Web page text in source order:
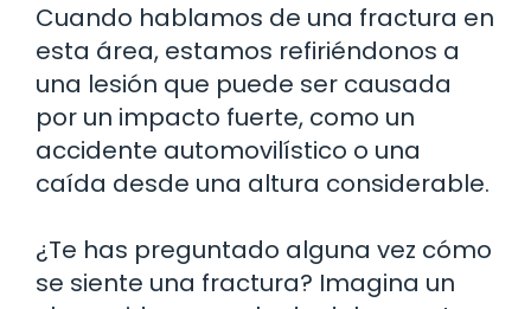
Cuando hablamos de una fractura en
esta área, estamos refiriéndonos a
una lesión que puede ser causada
por un impacto fuerte, como un
accidente automovilístico o una
caída desde una altura considerable.
¿Te has preguntado alguna vez cómo
se siente una fractura? Imagina un